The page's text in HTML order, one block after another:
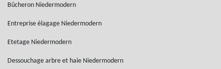
Bûcheron Niedermodern
Entreprise élagage Niedermodern
Etetage Niedermodern
Dessouchage arbre et haie Niedermodern